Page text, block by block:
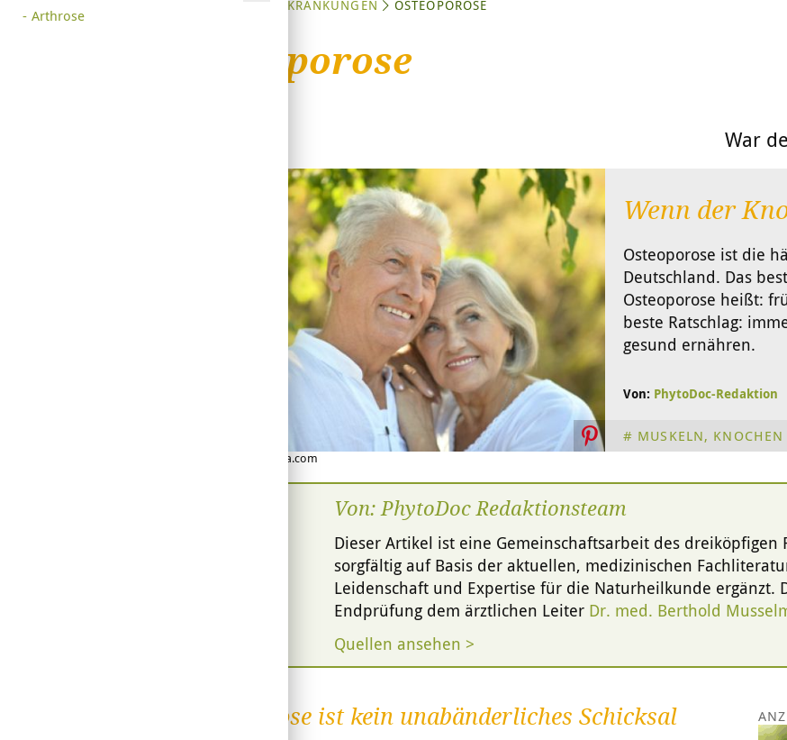
ERKRANKUNGEN OSTEOPOROSE
Osteoporose
War
© aletia2011 - Fotolia.com
Wenn der
Osteoporose ist die
Deutschland. Das
Osteoporose heißt:
beste Ratschlag:
gesund ernähren.
Von: PhytoDoc-Redaktion
MUSKELN, KNOCHEN
Von: PhytoDoc Redaktionsteam
Dieser Artikel ist eine Gemeinschaftsarbeit des dreiköpfigen
sorgfältig auf Basis der aktuellen, medizinischen
Leidenschaft und Expertise für die Naturheilkunde ergänzt.
Endprüfung dem ärztlichen Leiter Dr. med. Berthold
Quellen ansehen >
Arthrose
Osteoporose ist kein unabänderliches Schicksal